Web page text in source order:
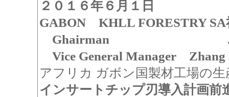
２０１６年６月１日
GABON KHLL FORESTRY SA
Ghairman Jin
Vice General Manager
アフリカ ガボン国製材工場の
インサートチップ刃導入計画前